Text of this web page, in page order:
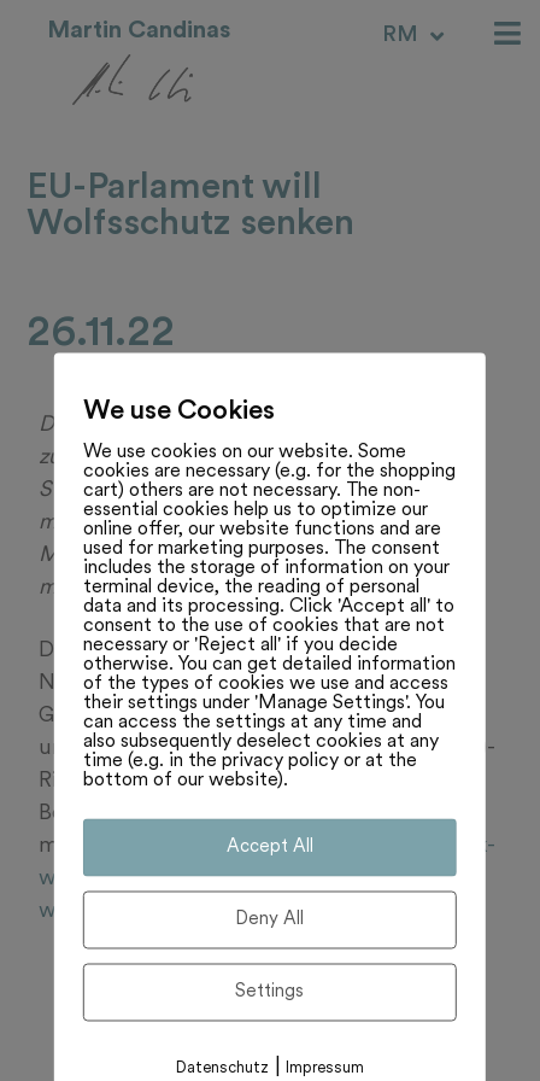
Martin Candinas RM
IT
EU-Parlament will
Wolfsschutz senken
26.11.22
Das Europäische Parlament hat die Erklärung
zum Schutz der Nutztiere vor Wölfen mit 306
Stimmen dafür und 225 Stimmen dagegen
mehrheitlich angenommen. Sowohl die EU-
Mitgliedstaaten als auch die EU-Kommission
müssen nun das Thema aufgreifen.
Dabei geht es vor allem um eine
Neubewertung des Schutzstatus des
Grossraubtieres, der seit mehr als 30 Jahren
unverändert in der Flora-Fauna-Habitat-(FFH)-
Richtlinie festgeschrieben ist, und eine
Bejagung von Wölfen verbietet. Lesen Sie
mehr:
https://www.schweizerbauer.ch/politik-
wirtschaft/international/eu-parlament-will-
wolfsschutz-senken/
We use Cookies
We use cookies on our website. Some
cookies are necessary (e.g. for the shopping
cart) others are not necessary. The non-
essential cookies help us to optimize our
online offer, our website functions and are
used for marketing purposes. The consent
includes the storage of information on your
terminal device, the reading of personal
data and its processing. Click 'Accept all' to
consent to the use of cookies that are not
necessary or 'Reject all' if you decide
otherwise. You can get detailed information
of the types of cookies we use and access
their settings under 'Manage Settings'. You
can access the settings at any time and
also subsequently deselect cookies at any
time (e.g. in the privacy policy or at the
bottom of our website).
Accept All
Deny All
Settings
Datenschutz Impressum